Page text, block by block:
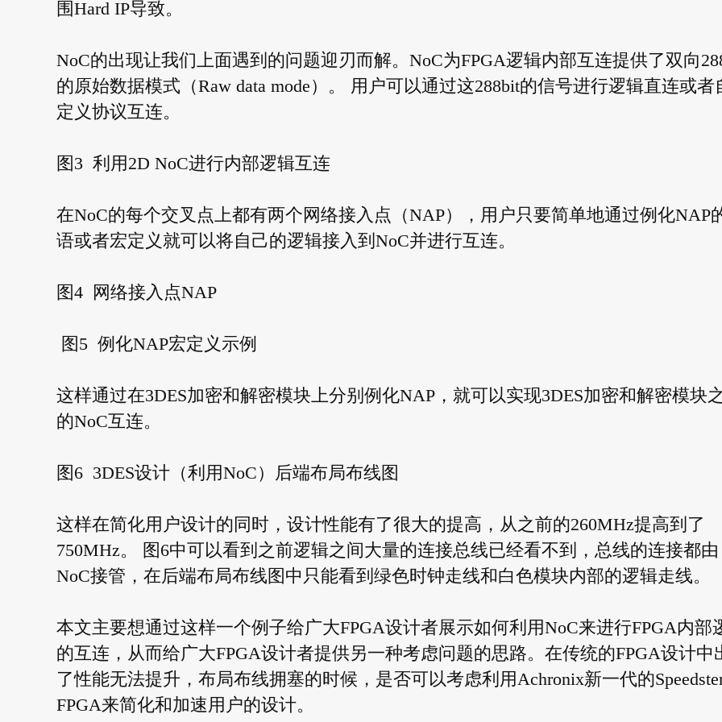
围Hard IP导致。
NoC的出现让我们上面遇到的问题迎刃而解。NoC为FPGA逻辑内部互连提供了双向
的原始数据模式（Raw data mode）。 用户可以通过这288bit的信号进行逻辑直连或者
定义协议互连。
图3 利用2D NoC进行内部逻辑互连
在NoC的每个交叉点上都有两个网络接入点（NAP），用户只要简单地通过例化NAP
语或者宏定义就可以将自己的逻辑接入到NoC并进行互连。
图4 网络接入点NAP
图5 例化NAP宏定义示例
这样通过在3DES加密和解密模块上分别例化NAP，就可以实现3DES加密和解密模块
的NoC互连。
图6 3DES设计（利用NoC）后端布局布线图
这样在简化用户设计的同时，设计性能有了很大的提高，从之前的260MHz提高到了
750MHz。 图6中可以看到之前逻辑之间大量的连接总线已经看不到，总线的连接都由
NoC接管，在后端布局布线图中只能看到绿色时钟走线和白色模块内部的逻辑走线。
本文主要想通过这样一个例子给广大FPGA设计者展示如何利用NoC来进行FPGA内部
的互连，从而给广大FPGA设计者提供另一种考虑问题的思路。在传统的FPGA设计中
了性能无法提升，布局布线拥塞的时候，是否可以考虑利用Achronix新一代的
FPGA来简化和加速用户的设计。